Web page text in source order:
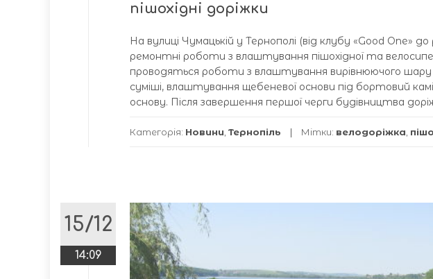
пішохідні доріжки
На вулиці Чумацькій у Тернополі (від клубу «Good One»
ремонтні роботи з влаштування пішохідної та
проводяться роботи з влаштування вирівнюючого
суміші, влаштування щебеневої основи під бортовий
основу. Після завершення першої черги будівництва
Категорія: Новини, Тернопіль Мітки: велодоріжка,
15/12
14:09